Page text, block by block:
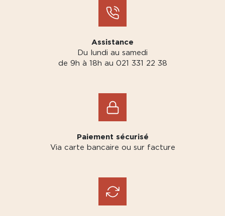
Assistance
Du lundi au samedi
de 9h à 18h au 021 331 22 38
Paiement sécurisé
Via carte bancaire ou sur facture